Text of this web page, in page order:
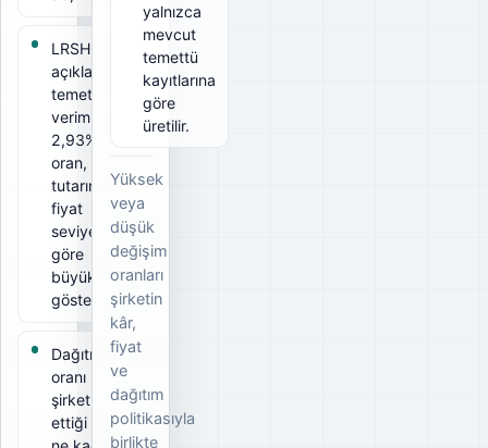
LRSHO için
açıklanan
temettü
verimi
2,93%. Bu
oran, ödeme
tutarının ilgili
fiyat
seviyesine
göre
büyüklüğünü
gösterir.
Dağıtım
oranı 101%;
şirketin elde
ettiği kârın
yalnızca
mevcut
temettü
kayıtlarına
göre
üretilir.
Yüksek
veya
düşük
değişim
oranları
şirketin
kâr,
fiyat
ve
dağıtım
politikasıyla
birlikte